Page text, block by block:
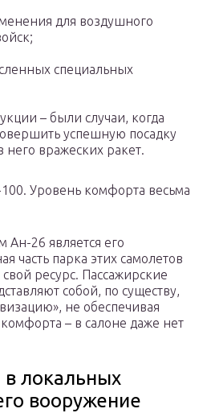
для воздушного
специальных
– были случаи, когда
успешную посадку
него вражеских ракет.
Уровень комфорта весьма
Ан-26 является его
часть парка этих самолетов
ресурс. Пассажирские
собой, по существу,
не обеспечивая
– в салоне даже нет
локальных
вооружение